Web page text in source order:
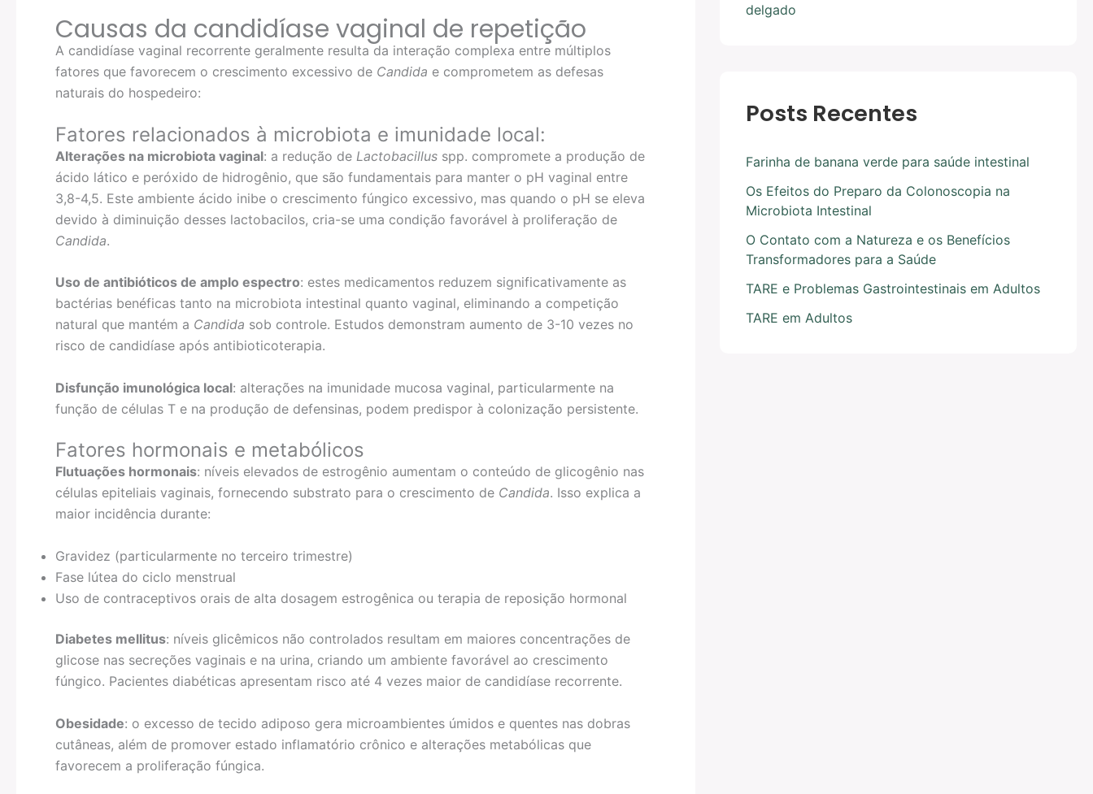
Causas da candidíase vaginal de repetição
A candidíase vaginal recorrente geralmente resulta da interação complexa entre múltiplos
fatores que favorecem o crescimento excessivo de Candida e comprometem as defesas
naturais do hospedeiro:
Fatores relacionados à microbiota e imunidade local:
Alterações na microbiota vaginal: a redução de Lactobacillus spp. compromete a produção de
ácido lático e peróxido de hidrogênio, que são fundamentais para manter o pH vaginal entre
3,8-4,5. Este ambiente ácido inibe o crescimento fúngico excessivo, mas quando o pH se eleva
devido à diminuição desses lactobacilos, cria-se uma condição favorável à proliferação de
Candida.
Uso de antibióticos de amplo espectro: estes medicamentos reduzem significativamente as
bactérias benéficas tanto na microbiota intestinal quanto vaginal, eliminando a competição
natural que mantém a Candida sob controle. Estudos demonstram aumento de 3-10 vezes no
risco de candidíase após antibioticoterapia.
Disfunção imunológica local: alterações na imunidade mucosa vaginal, particularmente na
função de células T e na produção de defensinas, podem predispor à colonização persistente.
Fatores hormonais e metabólicos
Flutuações hormonais: níveis elevados de estrogênio aumentam o conteúdo de glicogênio nas
células epiteliais vaginais, fornecendo substrato para o crescimento de Candida. Isso explica a
maior incidência durante:
Gravidez (particularmente no terceiro trimestre)
Fase lútea do ciclo menstrual
Uso de contraceptivos orais de alta dosagem estrogênica ou terapia de reposição hormonal
Diabetes mellitus: níveis glicêmicos não controlados resultam em maiores concentrações de
glicose nas secreções vaginais e na urina, criando um ambiente favorável ao crescimento
fúngico. Pacientes diabéticas apresentam risco até 4 vezes maior de candidíase recorrente.
Obesidade: o excesso de tecido adiposo gera microambientes úmidos e quentes nas dobras
cutâneas, além de promover estado inflamatório crônico e alterações metabólicas que
favorecem a proliferação fúngica.
delgado
Posts Recentes
Farinha de banana verde para saúde intestinal
Os Efeitos do Preparo da Colonoscopia na
Microbiota Intestinal
O Contato com a Natureza e os Benefícios
Transformadores para a Saúde
TARE e Problemas Gastrointestinais em Adultos
TARE em Adultos